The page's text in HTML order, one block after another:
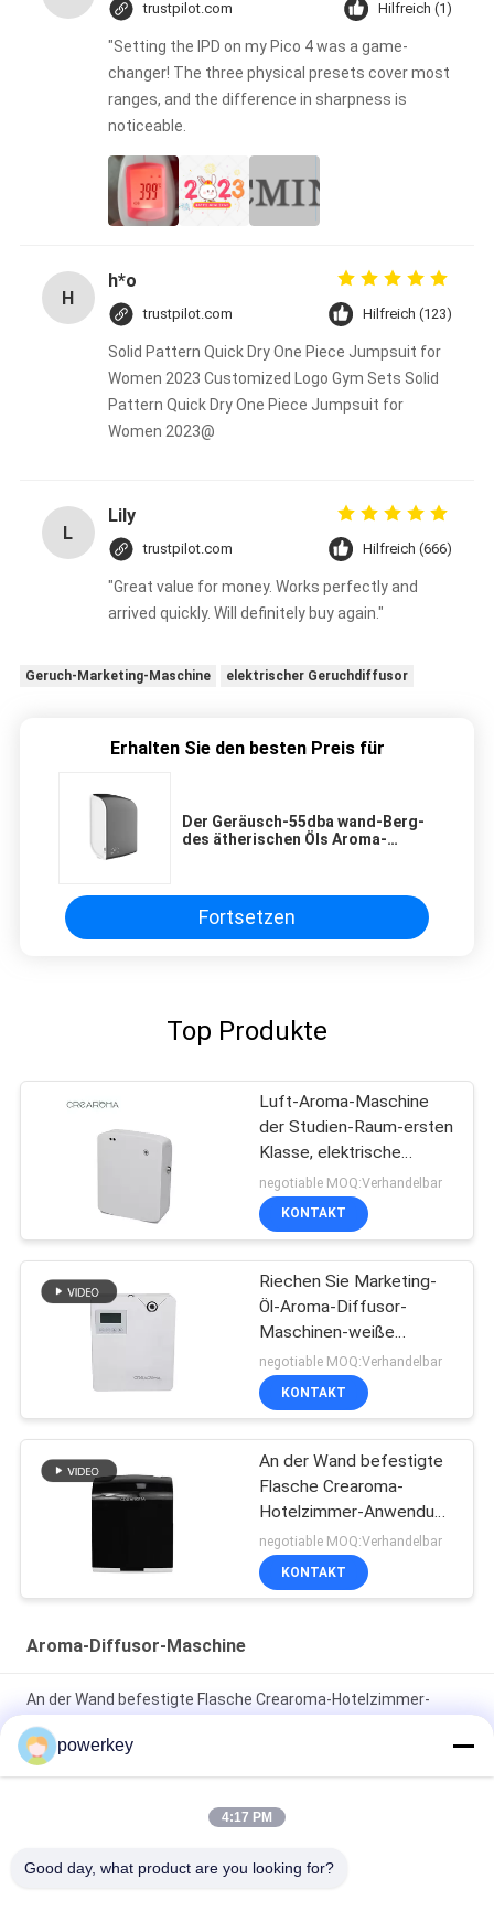
trustpilot.com Hilfreich (1)
"Setting the IPD on my Pico 4 was a game-
changer! The three physical presets cover most
ranges, and the difference in sharpness is
noticeable.
H
h*o
trustpilot.com Hilfreich (123)
Solid Pattern Quick Dry One Piece Jumpsuit for
Women 2023 Customized Logo Gym Sets Solid
Pattern Quick Dry One Piece Jumpsuit for
Women 2023@
L
Lily
trustpilot.com Hilfreich (666)
"Great value for money. Works perfectly and
arrived quickly. Will definitely buy again."
Geruch-Marketing-Maschine elektrischer Geruchdiffusor
Erhalten Sie den besten Preis für
Der Geräusch-55dba wand-Berg-
des ätherischen Öls Aroma-
Fortsetzen
Top Produkte
Luft-Aroma-Maschine
der Studien-Raum-ersten
Klasse, elektrische
Geräusche des Aroma-
Diffusor-35dba
negotiable MOQ:Verhandelbar
KONTAKT
Riechen Sie Marketing-
Öl-Aroma-Diffusor-
Maschinen-weiße
Luftreiniger 300ml Wifi-
App-Steuerung
negotiable MOQ:Verhandelbar
KONTAKT
An der Wand befestigte
Flasche Crearoma-
Hotelzimmer-Anwendung
der Aroma-Diffusor-
Maschinen-100ml
negotiable MOQ:Verhandelbar
KONTAKT
Aroma-Diffusor-Maschine
An der Wand befestigte Flasche Crearoma-Hotelzimmer-
Anwendung der Aroma-Diffusor-Maschinen-100ml
Elektrische Haupt- Aroma-Diffusor-Maschine Stahl-Materail
umgebende riechende Maschinen-8000-10000m3
powerkey
4:17 PM
Good day, what product are you looking for?